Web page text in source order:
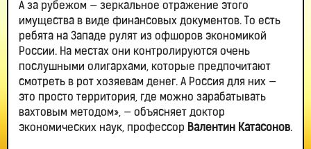
А за рубежом — зеркальное отражение этого
имущества в виде финансовых документов. То есть
ребята на Западе рулят из офшоров экономикой
России. На местах они контролируются очень
послушными олигархами, которые предпочитают
смотреть в рот хозяевам денег. А Россия для них —
это просто территория, где можно зарабатывать
вахтовым методом», — объясняет доктор
экономических наук, профессор Валентин Катасонов.